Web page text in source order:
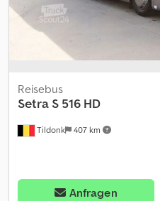
Dcsdpfx Akezfqbtewek
Tildonk 407 km
Reisebus
Setra S 516 HD
Anfragen